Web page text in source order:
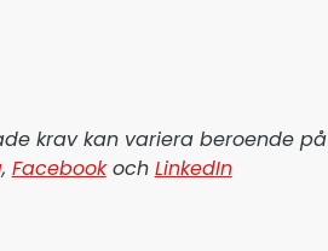
krav kan variera beroende på
, Facebookoch LinkedIn